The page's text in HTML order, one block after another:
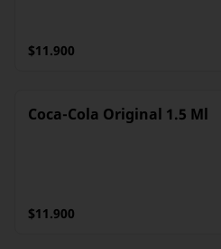
$11.900
Coca-Cola Original 1.5 Ml
$11.900